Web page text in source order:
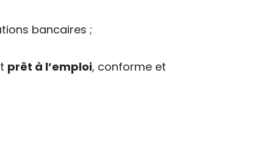
bancaires ;
prêt à l’emploi, conforme et